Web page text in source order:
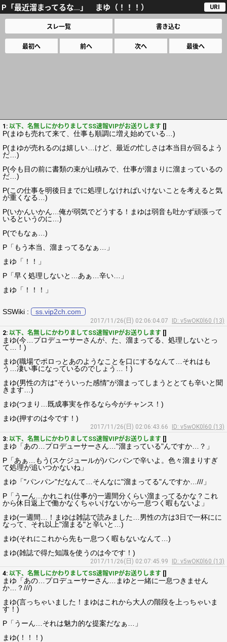
P「最近溜まってるな…」 まゆ（！！！） URI
スレ一覧 書き込む
最初へ 前へ 次へ 最後へ
1: 以下、名無しにかわりましてSS速報VIPがお送りします []
P(まゆも売れて来て、仕事も順調に増え始めている…)
P(まゆが売れるのは嬉しい…けど、最近の忙しさは本当目が回るよう
だ…)
P(今も目の前に書類の束が山積みで、仕事が溜まりに溜まっているの
だ…)
P(この仕事を明後日までに処理しなければいけないことを考えると気
が重くなる…)
P(いかんいかん…俺が弱気でどうする！まゆは弱音も吐かず頑張って
いるというのに…)
P(でもなぁ…)
P「もう本当、溜まってるなぁ…」
まゆ「！！」
P「早く処理しないと…あぁ…辛い…」
まゆ「！！！」
SSWiki : ss.vip2ch.com
2017/11/26(日) 02:06:04.07
ID: v5wOK0l60 (13)
2: 以下、名無しにかわりましてSS速報VIPがお送りします []
まゆ(今…プロデューサーさんが、た、溜まってる、処理しないとっ
て…！)
まゆ(職場でポロっとあのようなことを口にするなんて…それはも
う…凄い事になっているのでしょう…！)
まゆ(男性の方は"そういった感情"が溜まってしまうととても辛いと聞
きます…)
まゆ(つまり…既成事実を作るなら今がチャンス！)
まゆ(押すのは今です！)
2017/11/26(日) 02:06:43.66
ID: v5wOK0l60 (13)
3: 以下、名無しにかわりましてSS速報VIPがお送りします []
まゆ「あの…プロデューサーさん…"溜まっている"んですか…？」
P「あぁ…もう(スケジュールが)パンパンで辛いよ。色々溜まりすぎ
て処理が追いつかないね」
まゆ「"パンパン"だなんて…そんなに"溜まってる"んですか…///」
P「うーん…かれこれ(仕事が)一週間分くらい溜まってるかな？これ
から休日返上で働かなくちゃいけないから一息つく暇もないよ」
まゆ(一週間…！まゆは雑誌で読みました…男性の方は3日で一杯にに
なって、それ以上"溜まる"と辛いと…)
まゆ(それにこれから先も一息つく暇もないなんて…)
まゆ(雑誌で得た知識を使うのは今です！)
2017/11/26(日) 02:07:45.99
ID: v5wOK0l60 (13)
4: 以下、名無しにかわりましてSS速報VIPがお送りします []
まゆ「あの…プロデューサーさん…まゆと一緒に一息つきません
か…？///)
まゆ(言っちゃいました！まゆはこれから大人の階段を上っちゃいま
す！)
P「うーん…それは魅力的な提案だなぁ…」
まゆ(！！！)